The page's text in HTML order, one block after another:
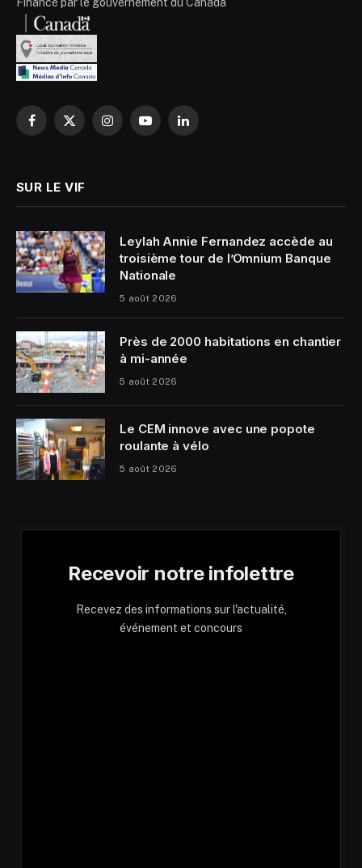
Facebook
X
InstagramYouTubeLinkedIn
SUR LE VIF
Leylah Annie Fernandez accède au
troisième tour de l’Omnium Banque
Nationale
5 août 2026
Près de 2000 habitations en chantier
à mi-année
5 août 2026
Le CEM innove avec une popote
roulante à vélo
5 août 2026
Recevoir notre infolettre
Recevez des informations sur l'actualité,
événement et concours